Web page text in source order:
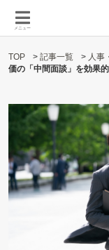
メニュー
TOP > 記事一覧 > 人事
価の「中間面談」を効果